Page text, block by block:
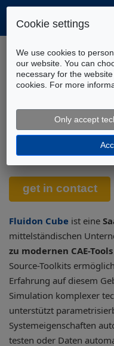
Home Werkzeuge
Fluidon Cube
Abläufe zur
und Vertrieb
Fluidon Cube ist eine
mittelständischen
zu modernen CAE-Tools
Source-Toolkits
Erfahrung auf diesem
Simulation komplexer
unterstützt
Systemeigenschaften
testen oder Daten
Cookie settings
We use cookies to
our website. You can
necessary for the
cookies. For more
Only accept